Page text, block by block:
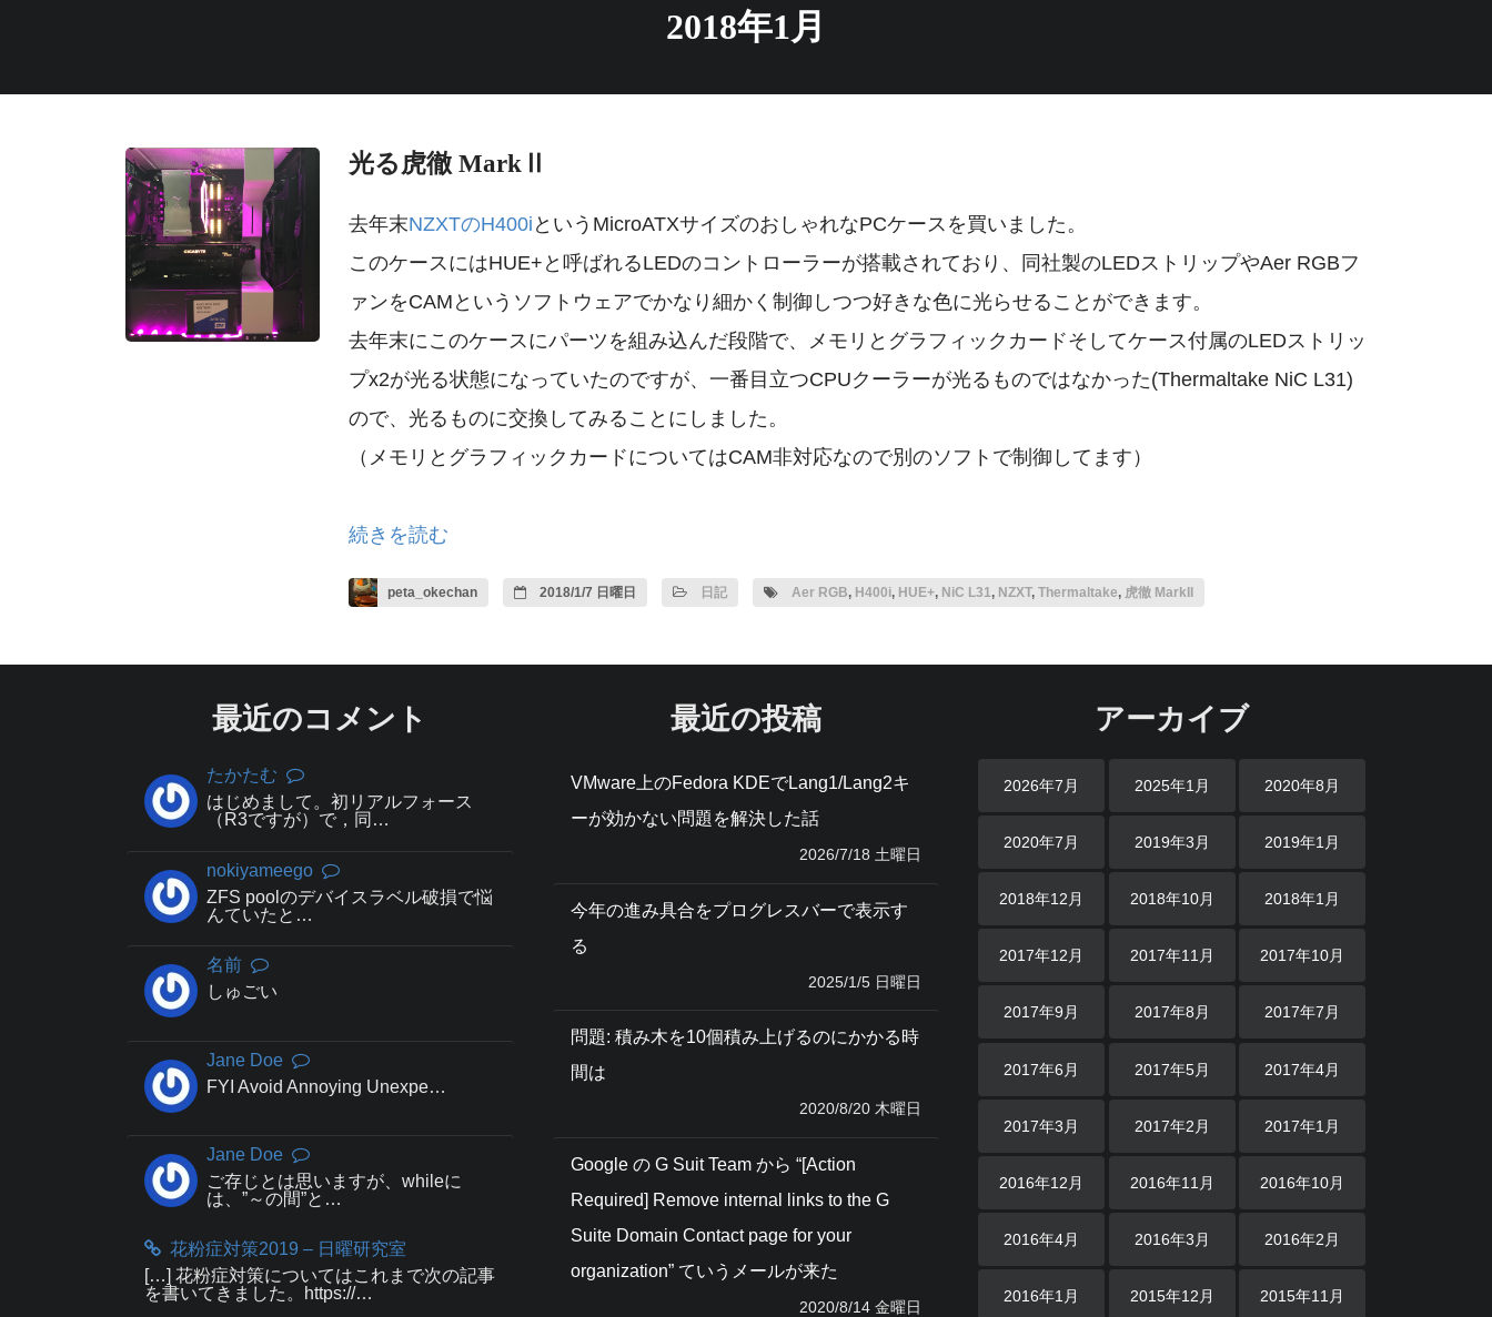
2018年1月
光る虎徹 MarkⅡ
去年末NZXTのH400i というMicroATXサイズのおしゃれなPCケースを買いました。
このケースにはHUE+と呼ばれるLEDのコントローラーが搭載されており、同社製のLEDストリップやAer RGBフ
ァンをCAMというソフトウェアでかなり細かく制御しつつ好きな色に光らせることができます。
去年末にこのケースにパーツを組み込んだ段階で、メモリとグラフィックカードそしてケース付属のLEDストリッ
プx2が光る状態になっていたのですが、一番目立つCPUクーラーが光るものではなかった(Thermaltake NiC L31)
ので、光るものに交換してみることにしました。
（メモリとグラフィックカードについてはCAM非対応なので別のソフトで制御してます）
続きを読む
peta_okechan 2018/1/7 日曜日 日記 Aer RGB, H400i, HUE+, NiC L31, NZXT, Thermaltake, 虎徹 MarkII
最近のコメント
たかたむ
はじめまして。初リアルフォース
（R3ですが）で，同…
nokiyameego
ZFS poolのデバイスラベル破損で悩
んていたと…
名前
しゅごい
Jane Doe
FYI Avoid Annoying Unexpe…
Jane Doe
ご存じとは思いますが、whileに
は、”～の間”と…
花粉症対策2019 – 日曜研究室
[…] 花粉症対策についてはこれまで次の記事
を書いてきました。https://…
最近の投稿
VMware上のFedora KDEでLang1/Lang2キ
ーが効かない問題を解決した話
2026/7/18 土曜日
今年の進み具合をプログレスバーで表示す
る
2025/1/5 日曜日
問題: 積み木を10個積み上げるのにかかる時
間は
2020/8/20 木曜日
Google の G Suit Team から “[Action
Required] Remove internal links to the G
Suite Domain Contact page for your
organization” ていうメールが来た
2020/8/14 金曜日
アーカイブ
2026年7月 2025年1月 2020年8月
2020年7月 2019年3月 2019年1月
2018年12月 2018年10月 2018年1月
2017年12月 2017年11月 2017年10月
2017年9月 2017年8月 2017年7月
2017年6月 2017年5月 2017年4月
2017年3月 2017年2月 2017年1月
2016年12月 2016年11月 2016年10月
2016年4月 2016年3月 2016年2月
2016年1月 2015年12月 2015年11月